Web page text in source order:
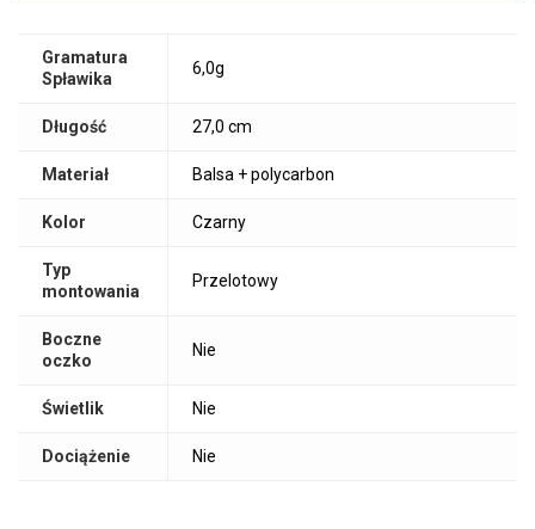
Gramatura
Spławika
6,0g
Długość 27,0 cm
Materiał Balsa + polycarbon
Kolor Czarny
Typ
montowania
Przelotowy
Boczne
oczko
Nie
Świetlik Nie
Dociążenie Nie